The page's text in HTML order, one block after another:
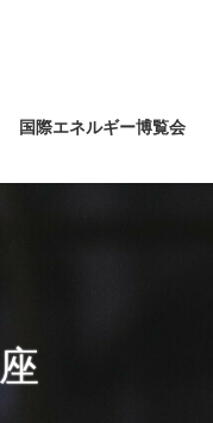
国際エネルギー博覧会